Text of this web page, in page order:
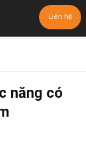
Liên hệ
năng có